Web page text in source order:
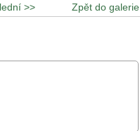
>> Zpět do galerie